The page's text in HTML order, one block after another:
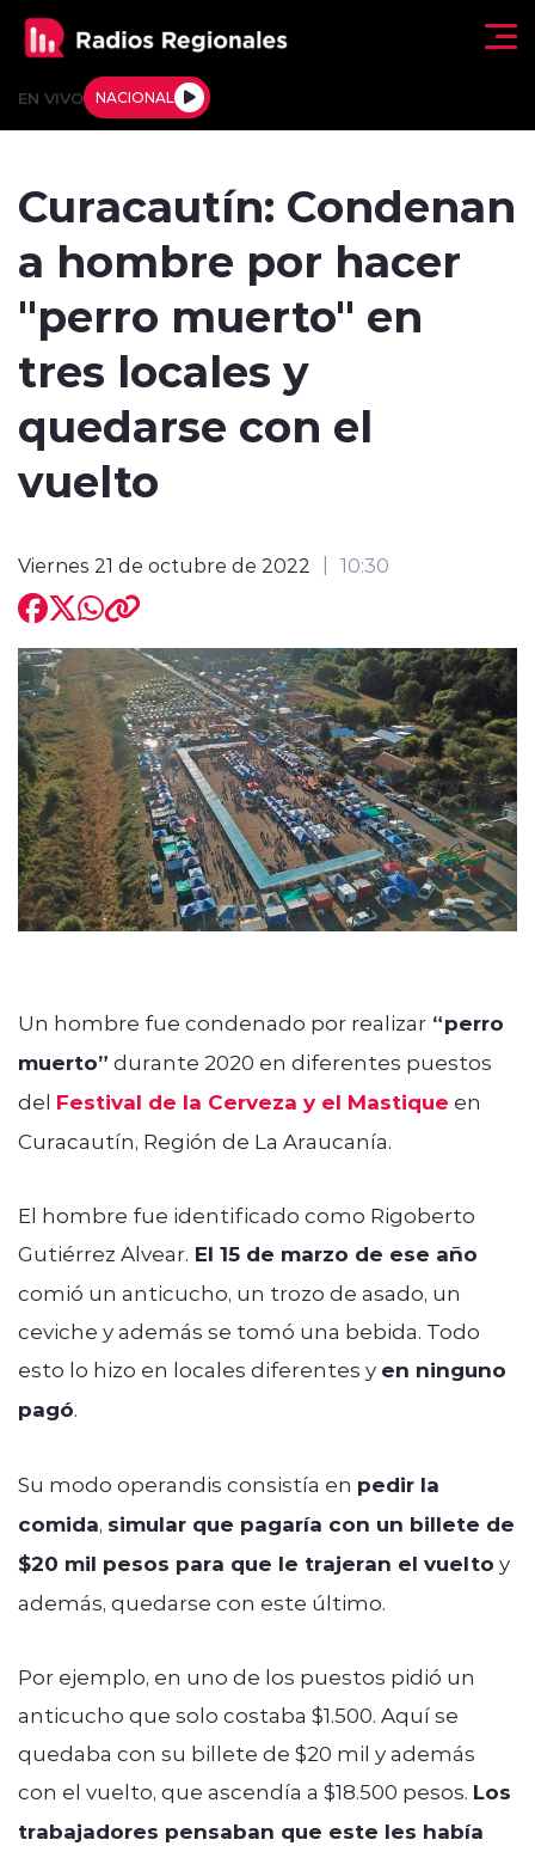
EN VIVO NACIONAL
Deportes
Internacional
Regiones al Aire
modo claro
Curacautín: Condenan
a hombre por hacer
"perro muerto" en
tres locales y
quedarse con el
vuelto
Viernes 21 de octubre de 2022 10:30
Un hombre fue condenado por realizar “perro
muerto” durante 2020 en diferentes puestos
del Festival de la Cerveza y el Mastique en
Curacautín, Región de La Araucanía.
El hombre fue identificado como Rigoberto
Gutiérrez Alvear. El 15 de marzo de ese año
comió un anticucho, un trozo de asado, un
ceviche y además se tomó una bebida. Todo
esto lo hizo en locales diferentes y en ninguno
pagó.
Su modo operandis consistía en pedir la
comida, simular que pagaría con un billete de
$20 mil pesos para que le trajeran el vuelto y
además, quedarse con este último.
Por ejemplo, en uno de los puestos pidió un
anticucho que solo costaba $1.500. Aquí se
quedaba con su billete de $20 mil y además
con el vuelto, que ascendía a $18.500 pesos. Los
trabajadores pensaban que este les había